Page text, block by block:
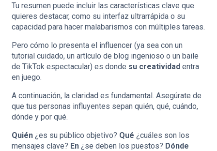
Tu resumen puede incluir las características clave que
quieres destacar, como su interfaz ultrarrápida o su
capacidad para hacer malabarismos con múltiples tareas.
Pero cómo lo presenta el influencer (ya sea con un
tutorial cuidado, un artículo de blog ingenioso o un baile
de TikTok espectacular) es donde su creatividad entra
en juego.
A continuación, la claridad es fundamental. Asegúrate de
que tus personas influyentes sepan quién, qué, cuándo,
dónde y por qué.
Quién ¿es su público objetivo? Qué ¿cuáles son los
mensajes clave? En ¿se deben los puestos? Dónde